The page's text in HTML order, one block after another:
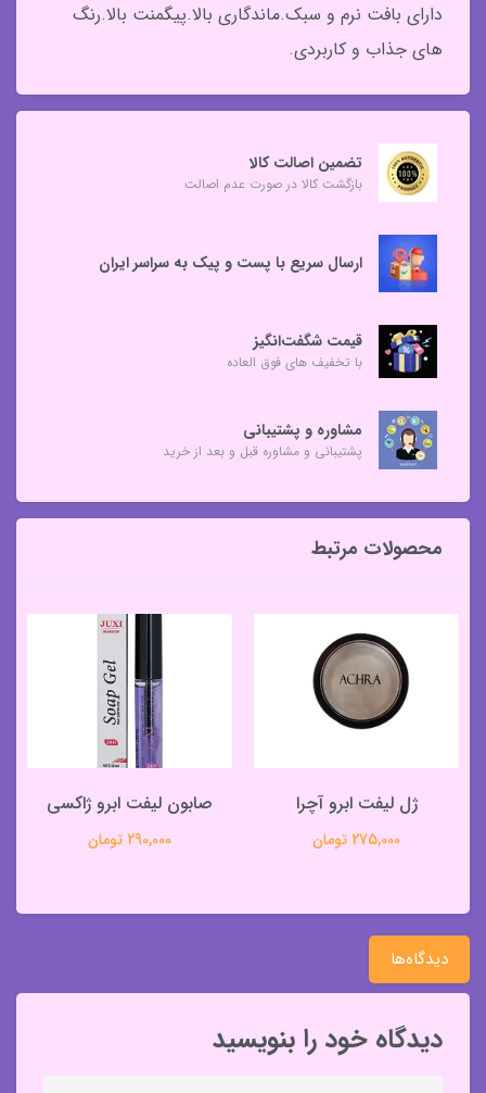
دارای بافت نرم و سبک.ماندگاری بالا.پیگمنت بالا.رنگ
های جذاب و کاربردی.
تضمین اصالت کالا
بازگشت کالا در صورت عدم اصالت
ارسال سریع با پست و پیک به سراسر ایران
قیمت شگفت‌انگیز
با تخفیف های فوق العاده
مشاوره و پشتیبانی
پشتیبانی و مشاوره قبل و بعد از خرید
محصولات مرتبط
ژل لیفت ابرو آچرا
275,000 تومان
صابون لیفت ابرو ژاکسی
290,000 تومان
دیدگاه‌ها
دیدگاه خود را بنویسید